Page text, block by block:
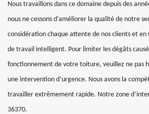
Nous travaillons dans ce domaine depuis des
nous ne cessons d’améliorer la qualité de notre
considération chaque attente de nos clients et en
de travail intelligent. Pour limiter les dégâts
fonctionnement de votre toiture, veuillez ne pas
une intervention d’urgence. Nous avons la
travailler extrêmement rapide. Notre zone
36370.